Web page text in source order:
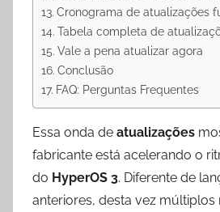
Cronograma de atualizações
Tabela completa de
Vale a pena atualizar agora
Conclusão
FAQ: Perguntas Frequentes
Essa onda de atualizações
fabricante está acelerando o
do HyperOS 3. Diferente de
anteriores, desta vez